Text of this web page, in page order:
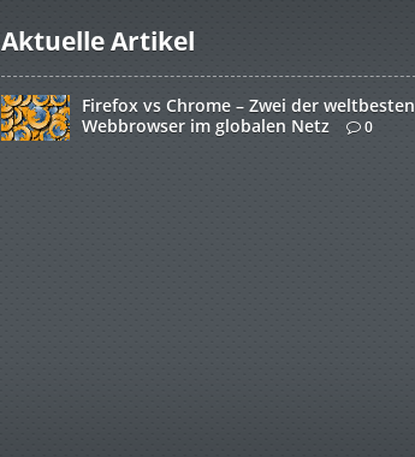
Aktuelle Artikel
Firefox vs Chrome – Zwei der weltbesten
Webbrowser im globalen Netz
0